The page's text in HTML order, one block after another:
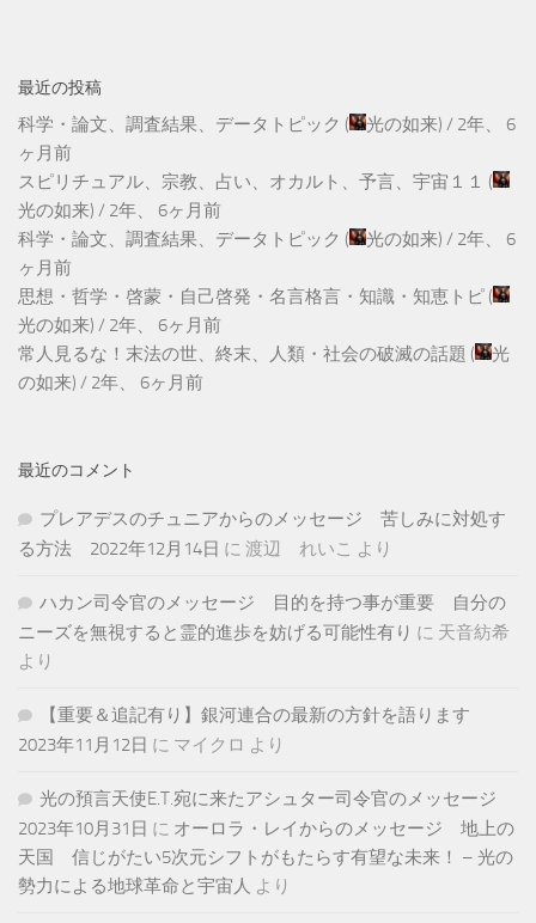
最近の投稿
科学・論文、調査結果、データトピック ( 光の如来) / 2年、 6
ヶ月前
スピリチュアル、宗教、占い、オカルト、予言、宇宙１１ (
光の如来) / 2年、 6ヶ月前
科学・論文、調査結果、データトピック ( 光の如来) / 2年、 6
ヶ月前
思想・哲学・啓蒙・自己啓発・名言格言・知識・知恵トピ (
光の如来) / 2年、 6ヶ月前
常人見るな！末法の世、終末、人類・社会の破滅の話題 (
光
の如来) / 2年、 6ヶ月前
最近のコメント
プレアデスのチュニアからのメッセージ 苦しみに対処す
る方法 2022年12月14日 に 渡辺 れいこ より
ハカン司令官のメッセージ 目的を持つ事が重要 自分の
ニーズを無視すると霊的進歩を妨げる可能性有り に 天音紡希
より
【重要＆追記有り】銀河連合の最新の方針を語ります
2023年11月12日 に マイクロ より
光の預言天使E.T.宛に来たアシュター司令官のメッセージ
2023年10月31日 に オーロラ・レイからのメッセージ 地上の
天国 信じがたい5次元シフトがもたらす有望な未来！ – 光の
勢力による地球革命と宇宙人 より